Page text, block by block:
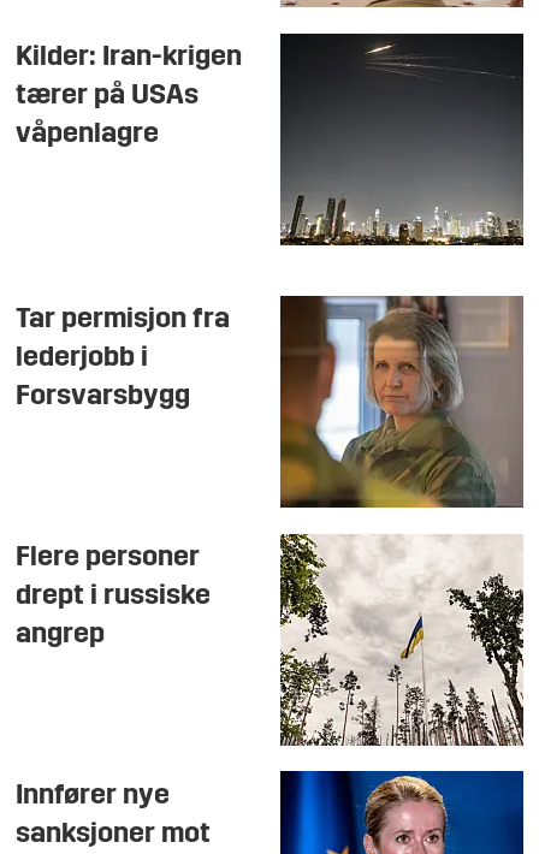
Kilder: Iran-krigen
tærer på USAs
våpenlagre
Tar permisjon fra
lederjobb i
Forsvarsbygg
Flere personer
drept i russiske
angrep
Innfører nye
sanksjoner mot